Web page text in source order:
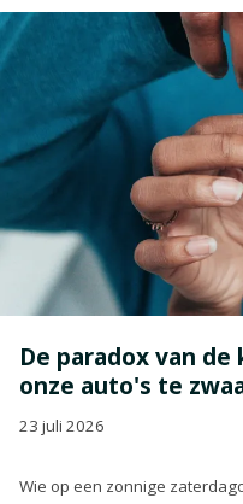
De paradox van
onze auto's te
23 juli 2026
Wie op een zonnige